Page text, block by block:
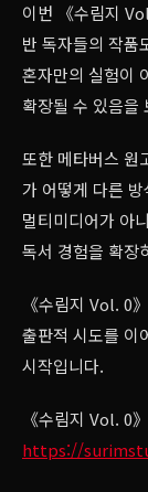
이번 《수림지
반 독자들의 작품
혼자만의 실험이
확장될 수 있음을
또한 메타버스 원
가 어떻게 다른
멀티미디어가 아
독서 경험을 확장
《수림지 Vol. 0
출판적 시도를 이
시작입니다.
《수림지 Vol. 0
https://